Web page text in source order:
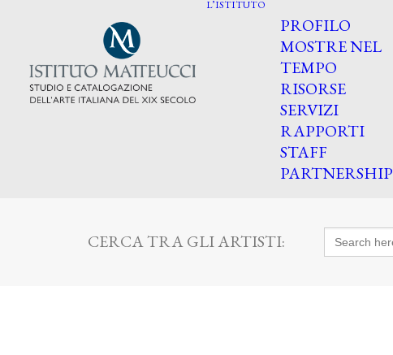
L’ISTITUTO
PROFILO
MOSTRE NEL
TEMPO
RISORSE
SERVIZI
RAPPORTI
STAFF
PARTNERSHIP
CERCA TRA GLI ARTISTI: Search
for: